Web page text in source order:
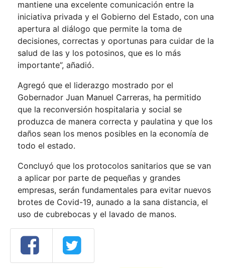
mantiene una excelente comunicación entre la
iniciativa privada y el Gobierno del Estado, con una
apertura al diálogo que permite la toma de
decisiones, correctas y oportunas para cuidar de la
salud de las y los potosinos, que es lo más
importante”, añadió.
Agregó que el liderazgo mostrado por el
Gobernador Juan Manuel Carreras, ha permitido
que la reconversión hospitalaria y social se
produzca de manera correcta y paulatina y que los
daños sean los menos posibles en la economía de
todo el estado.
Concluyó que los protocolos sanitarios que se van
a aplicar por parte de pequeñas y grandes
empresas, serán fundamentales para evitar nuevos
brotes de Covid-19, aunado a la sana distancia, el
uso de cubrebocas y el lavado de manos.